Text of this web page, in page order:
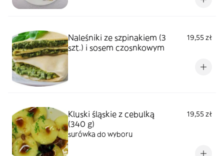
Naleśniki ze szpinakiem (3
szt.) i sosem czosnkowym
19,55 zł
Kluski śląskie z cebulką
(340 g)
19,55 zł
surówka do wyboru